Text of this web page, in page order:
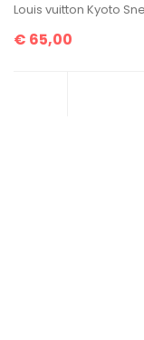
€ 65,00